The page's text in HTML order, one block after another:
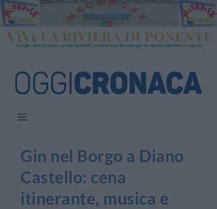
Gin nel Borgo a Diano
Castello: cena
itinerante, musica e